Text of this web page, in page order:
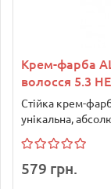
Крем-фарба
волосся 5.3
Стійка крем-
унікальна,
579 грн.